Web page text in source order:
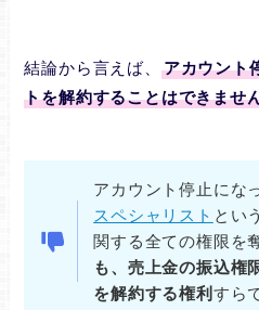
結論から言えば、
アカウント
トを解約することはできませ
アカウント停止にな
スペシャリスト とい
関する全ての権限を
も、売上金の振込権
を解約する権利 すら